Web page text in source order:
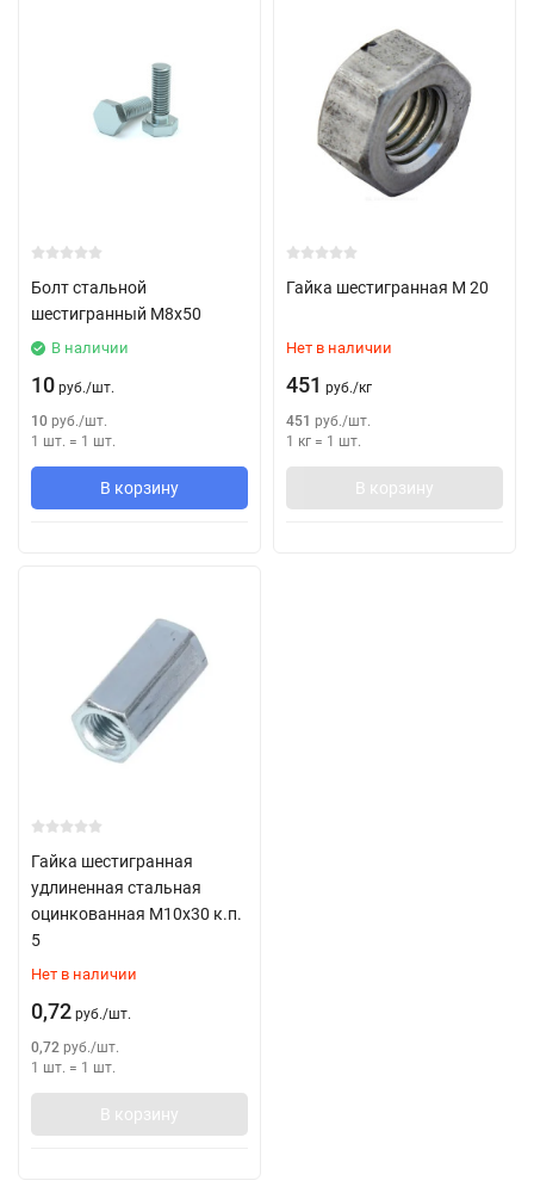
Болт стальной
шестигранный М8х50
В наличии
10 руб./шт.
10 руб./шт.
1 шт. = 1 шт.
В корзину
Гайка шестигранная М 20
Нет в наличии
451 руб./кг
451 руб./шт.
1 кг = 1 шт.
В корзину
Гайка шестигранная
удлиненная стальная
оцинкованная М10х30 к.п.
5
Нет в наличии
0,72 руб./шт.
0,72 руб./шт.
1 шт. = 1 шт.
В корзину